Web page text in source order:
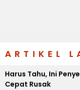
ARTIKEL
Harus Tahu, Ini
Cepat Rusak